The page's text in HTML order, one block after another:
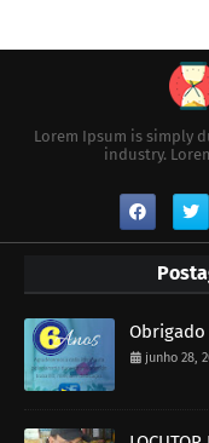
Lorem Ipsum is simply
industry.
junho 28,